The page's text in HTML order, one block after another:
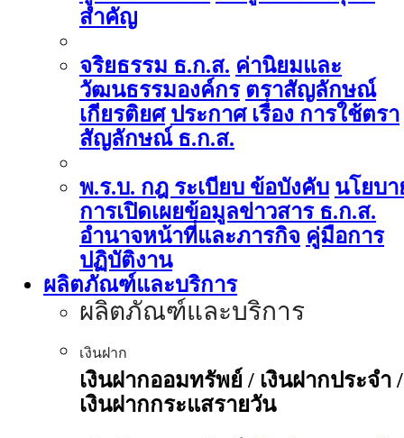
สำคัญ
จริยธรรม ธ.ก.ส. ค่านิยมและ
วัฒนธรรมองค์กร ตราสัญลักษณ์
เกียรติยศ ประกาศ เรื่อง การใช้ตรา
สัญลักษณ์ ธ.ก.ส.
พ.ร.บ. กฎ ระเบียบ ข้อบังคับ นโยบา
การเปิดเผยข้อมูลข่าวสาร ธ.ก.ส.
อำนาจหน้าที่และภารกิจ คู่มือการ
ปฏิบัติงาน
ผลิตภัณฑ์และบริการ
ผลิตภัณฑ์และบริการ
เงินฝาก
เงินฝากออมทรัพย์ / เงินฝากประจำ /
เงินฝากกระแสรายวัน